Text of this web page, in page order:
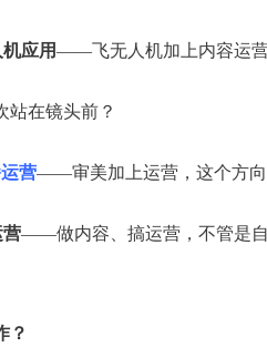
应用——飞无人机加上内容运营
站在镜头前？
营——审美加上运营，这个方向
营——做内容、搞运营，不管是
？